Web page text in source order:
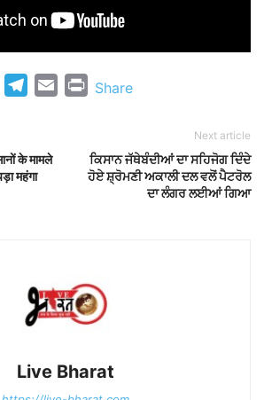
LinkedInTelegram
Email Print
Share
के मामले
महंगा
Next article
ਕਿਸਾਨ ਜੱਥੇਬੰਦੀਆਂ ਦਾ ਸਹਿਜੋਗ ਦਿੰਦੇ
ਹੋਏ ਸ਼੍ਰੋਮਣੀ ਅਕਾਲੀ ਦਲ ਵਲੋਂ ਪੈਟਰੋਲ
ਦਾ ਲੰਗਰ ਲਈਆਂ ਗਿਆ
Live Bharat